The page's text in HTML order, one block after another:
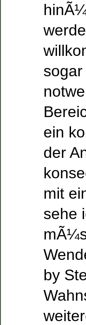
ein
der
mit
sehe
by